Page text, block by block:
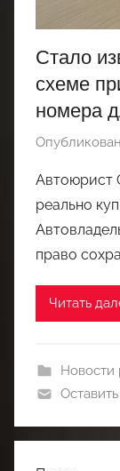
Стало
схеме
номера
Автоюрист
реально
право
Читать
Новости